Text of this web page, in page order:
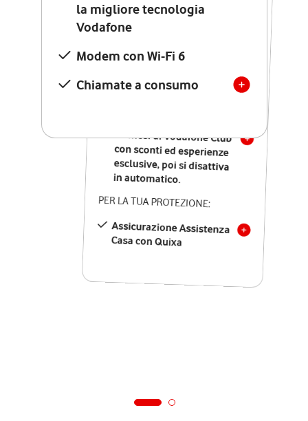
la migliore tecnologia
Vodafone
Modem con Wi-Fi 6
Chiamate a consumo
Vodafone
Modem Seven con Wi-Fi 7
Chiamate illimitate verso
numeri fissi e mobili
nazionali
12 mesi di Vodafone Club
con sconti ed esperienze
esclusive, poi si disattiva
in automatico.
PER LA TUA PROTEZIONE:
Assicurazione Assistenza
Casa con Quixa